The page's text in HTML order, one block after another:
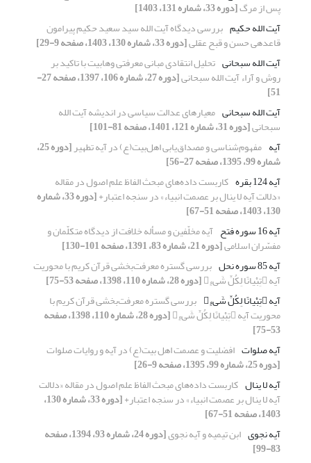
پس از مرگ[دوره 33، شماره 131، 1403]
آیت الله حکیم بررسی دیدگاه آیت الله سید سعید حکیم پیرامون
قاعده‎ی حسن و قبح عقلی
[دوره 33، شماره 130، 1403، صفحه 9-29]
آیت الله سبحانی تحلیل انتقادی مبانی معرفتی وهابیت با تاکید بر
روش و آراء آیت الله سبحانی [دوره 27، شماره 106، 1397، صفحه 27-
51]
آیت الله سبحانی
معیارهای عدالت سیاسی در اندیشه آیت‎ الله
سبحانی[دوره 31، شماره 121، 1401، صفحه 81-101]
آیه مفهوم‌شناسی و مصداق‌یابی اهل‌بیت(ع) در آیه تطهیر [دوره 25،
شماره 99، 1395، صفحه 27-56]
آیه 124 بقره
کاربست داده‌های مبحث الفاظ علم اصول در مقاله
«دلالت آیه لا ینال بر عصمت انبیاء» در سنجه اعتبار+ [دوره 33، شماره
130، 1403، صفحه 51-67]
آیه 16 سوره فتح
آیه مخلّفین و مسأله خلافت از دیدگاه متکلّمان و
مفسّران اسلامی[دوره 21، شماره 83، 1391، صفحه 101-130]
آیه 85 سوره نحل
بررسی گستره معرفت‌بخشی قرآن کریم با محوریت
آیه تِبْیانًا لِکُلِّ شَیءٍ
[دوره 28، شماره 110، 1398، صفحه 53-75]
آیه تِبْیانًا لِکُلِّ شَیءٍ
بررسی گستره معرفت‌بخشی قرآن کریم با
محوریت آیه تِبْیانًا لِکُلِّ شَیءٍ [دوره 28، شماره 110، 1398، صفحه
53-75]
آیه صلوات افضلیت و عصمت اهل بیت(ع) در آیه و روایات صلوات
[دوره 25، شماره 99، 1395، صفحه 9-26]
آیه لا ینال کاربست داده‌های مبحث الفاظ علم اصول در مقاله «دلالت
آیه لا ینال بر عصمت انبیاء» در سنجه اعتبار+ [دوره 33، شماره 130،
1403، صفحه 51-67]
آیه نجوی ابن تیمیه و آیه نجوی [دوره 24، شماره 93، 1394، صفحه
83-99]